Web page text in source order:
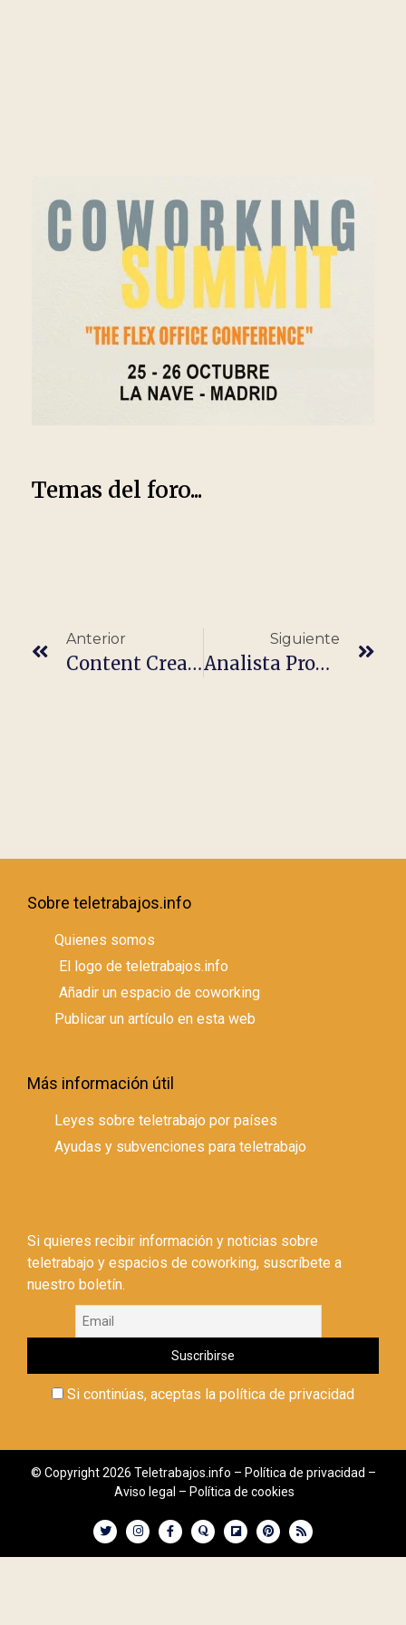
Temas del foro...
Anterior
Content Creator & Community Manager – Inglés
Siguiente
Analista Programador/A It · Barcelona · Remoto Híbrido (Inicio Inmediato)
Sobre teletrabajos.info
Quienes somos
El logo de teletrabajos.info
Añadir un espacio de coworking
Publicar un artículo en esta web
Más información útil
Leyes sobre teletrabajo por países
Ayudas y subvenciones para teletrabajo
Si quieres recibir información y noticias sobre
teletrabajo y espacios de coworking, suscríbete a
nuestro boletín.
Si continúas, aceptas la política de privacidad
© Copyright 2026 Teletrabajos.info – Política de privacidad –
Aviso legal – Política de cookies